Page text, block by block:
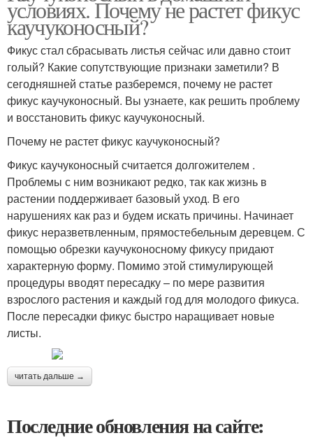
условиях. Почему не растет фикус
каучуконосный?
Фикус стал сбрасывать листья сейчас или давно стоит
голый? Какие сопутствующие признаки заметили? В
сегодняшней статье разберемся, почему не растет
фикус каучуконосный. Вы узнаете, как решить проблему
и восстановить фикус каучуконосный.
Почему не растет фикус каучуконосный?
Фикус каучуконосный считается долгожителем .
Проблемы с ним возникают редко, так как жизнь в
растении поддерживает базовый уход. В его
нарушениях как раз и будем искать причины. Начинает
фикус неразветвленным, прямостебельным деревцем. С
помощью обрезки каучуконосному фикусу придают
характерную форму. Помимо этой стимулирующей
процедуры вводят пересадку – по мере развития
взрослого растения и каждый год для молодого фикуса.
После пересадки фикус быстро наращивает новые
листы.
читать дальше →
Последние обновления на сайте: